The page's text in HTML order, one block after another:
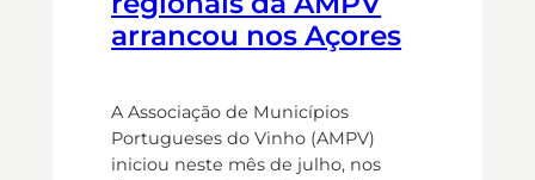
arrancou nos Açores
A Associação de Municípios
Portugueses do Vinho (AMPV)
iniciou neste mês de julho, nos